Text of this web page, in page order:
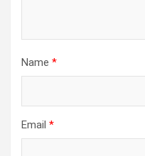
Name *
Email *